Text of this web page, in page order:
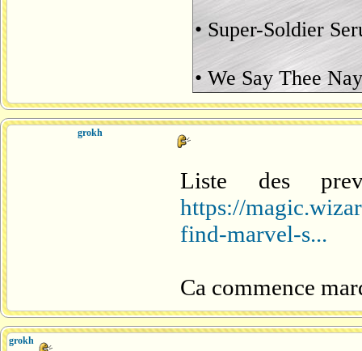
• Super-Soldier
• We Say Thee
grokh
Liste des
https://
find-marvel-s...
Ca commence
grokh